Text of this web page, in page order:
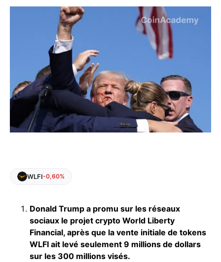
WLFI-0,60%
Donald Trump a promu sur les réseaux
sociaux le projet crypto World Liberty
Financial, après que la vente initiale de tokens
WLFI ait levé seulement 9 millions de dollars
sur les 300 millions visés.